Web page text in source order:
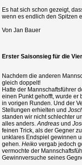
Es hat sich schon gezeigt,
wenn es endlich den Spitzen
Von Jan Bauer
Erster Saisonsieg für die
Nachdem die anderen
gleich doppelt!
Hatte der Mannschaftsführer
einen Punkt gehofft, wurde er
in vorigen Runden. Und der
Stellungen erhielten und
standen wir nicht schlechter
alles anders.Andreasund
feinen Trick, als der Gegner
unklares Endspiel gewinnen
gehen. Heikovergab jedoch
vermochte der
Gewinnversuche seines